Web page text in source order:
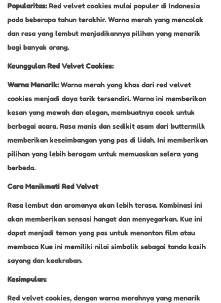
Popularitas:Red velvet cookies mulai populer di Indonesia
pada beberapa tahun terakhir. Warna merah yang mencolok
dan rasa yang lembut menjadikannya pilihan yang menarik
bagi banyak orang.
Keunggulan Red Velvet Cookies:
Warna Menarik:Warna merah yang khas dari red velvet
cookies menjadi daya tarik tersendiri. Warna ini memberikan
kesan yang mewah dan elegan, membuatnya cocok untuk
berbagai acara. Rasa manis dan sedikit asam dari buttermilk
memberikan keseimbangan yang pas di lidah. Ini memberikan
pilihan yang lebih beragam untuk memuaskan selera yang
berbeda.
Cara Menikmati Red Velvet
Rasa lembut dan aromanya akan lebih terasa. Kombinasi ini
akan memberikan sensasi hangat dan menyegarkan. Kue ini
dapat menjadi teman yang pas untuk menonton film atau
membaca Kue ini memiliki nilai simbolik sebagai tanda kasih
sayang dan keakraban.
Kesimpulan:
Red velvet cookies, dengan warna merahnya yang menarik